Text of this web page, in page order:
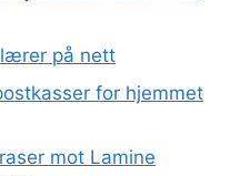
på nett
for hjemmet
mot Lamine